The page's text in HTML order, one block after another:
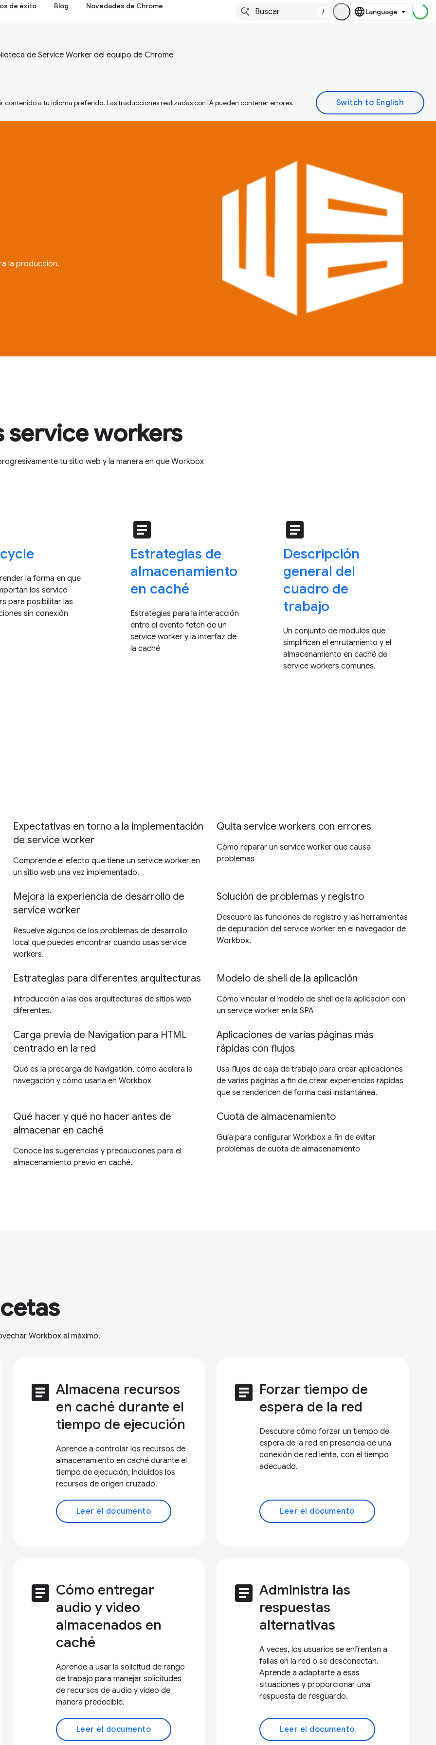
de éxito Blog Novedades de Chrome
/
de Service Worker del equipo de Chrome
a tu idioma preferido. Las traducciones realizadas con IA pueden contener errores.
la producción.
service workers
tu sitio web y la manera en que Workbox
la forma en que
los service
para posibilitar las
sin conexión
article
Estrategias de
almacenamiento
en caché
Estrategias para la interacción
entre el evento fetch de un
service worker y la interfaz de
la caché
article
Descripción
general del
cuadro de
trabajo
Un conjunto de módulos que
simplifican el enrutamiento y el
almacenamiento en caché de
service workers comunes.
Expectativas en torno a la implementación
de service worker
Comprende el efecto que tiene un service worker en
un sitio web una vez implementado.
Quita service workers con errores
Cómo reparar un service worker que causa
problemas
Mejora la experiencia de desarrollo de
service worker
Resuelve algunos de los problemas de desarrollo
local que puedes encontrar cuando usas service
workers.
Solución de problemas y registro
Descubre las funciones de registro y las herramientas
de depuración del service worker en el navegador de
Workbox.
Estrategias para diferentes arquitecturas
Introducción a las dos arquitecturas de sitios web
diferentes.
Modelo de shell de la aplicación
Cómo vincular el modelo de shell de la aplicación con
un service worker en la SPA
Carga previa de Navigation para HTML
centrado en la red
Qué es la precarga de Navigation, cómo acelera la
navegación y cómo usarla en Workbox
Aplicaciones de varias páginas más
rápidas con flujos
Usa flujos de caja de trabajo para crear aplicaciones
de varias páginas a fin de crear experiencias rápidas
que se rendericen de forma casi instantánea.
Qué hacer y qué no hacer antes de
almacenar en caché
Conoce las sugerencias y precauciones para el
almacenamiento previo en caché.
Cuota de almacenamiento
Guía para configurar Workbox a fin de evitar
problemas de cuota de almacenamiento
Workbox al máximo.
article Almacena recursos
en caché durante el
tiempo de ejecución
Aprende a controlar los recursos de
almacenamiento en caché durante el
tiempo de ejecución, incluidos los
recursos de origen cruzado.
Leer el documento
article Forzar tiempo de
espera de la red
Descubre cómo forzar un tiempo de
espera de la red en presencia de una
conexión de red lenta, con el tiempo
adecuado.
Leer el documento
article Cómo entregar
audio y video
almacenados en
caché
Aprende a usar la solicitud de rango
de trabajo para manejar solicitudes
de recursos de audio y video de
manera predecible.
Leer el documento
article Administra las
respuestas
alternativas
A veces, los usuarios se enfrentan a
fallas en la red o se desconectan.
Aprende a adaptarte a esas
situaciones y proporcionar una
respuesta de resguardo.
Leer el documento